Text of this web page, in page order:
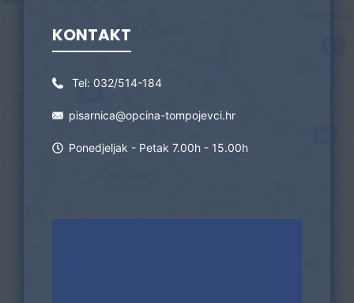
KONTAKT
Tel: 032/514-184
pisarnica@opcina-tompojevci.hr
Ponedjeljak - Petak 7.00h - 15.00h